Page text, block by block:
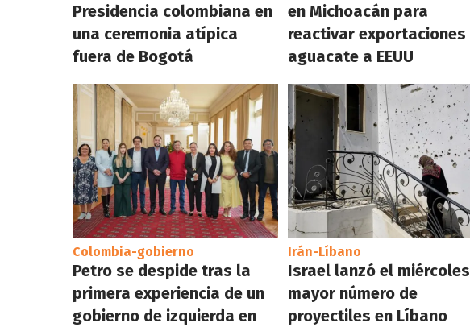
Presidencia colombiana en
una ceremonia atípica
fuera de Bogotá
en Michoacán para
reactivar exportaciones
aguacate a EEUU
Colombia-gobierno
Petro se despide tras la
primera experiencia de un
gobierno de izquierda en
Irán-Líbano
Israel lanzó el
mayor número de
proyectiles en Líbano